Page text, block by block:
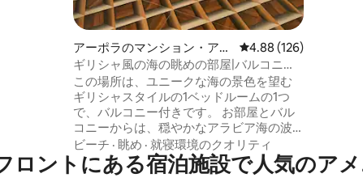
アーポラのマンション・アパ
ート
レビュー126件、5つ
4.88 (126)
ギリシャ風の海の眺めの部屋|バルコニー|
テラス@アンジュナ
この場所は、ユニークな海の景色を望む
ギリシャスタイルの1ベッドルームの1つ
で、バルコニー付きです。 お部屋とバル
コニーからは、穏やかなアラビア海の波
が見えます。 部屋とパティオに手作りの
ギリシャスタイルの壁アートを作り、素
晴らしい雰囲気を作り出しています。 お
ビーチ · 眺め · 就寝環境のクオリティ
ントにある宿泊施設で人気のア